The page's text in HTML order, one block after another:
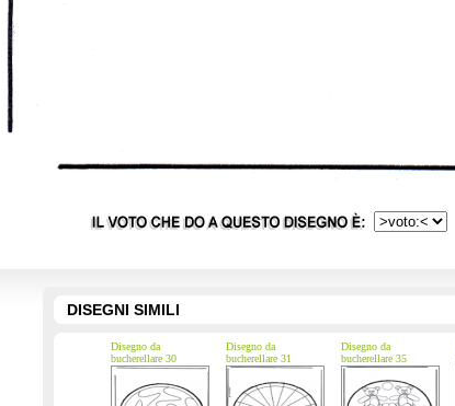
DISEGNI SIMILI
Disegno da
bucherellare 30
Disegno da
bucherellare 31
Disegno da
bucherellare 35